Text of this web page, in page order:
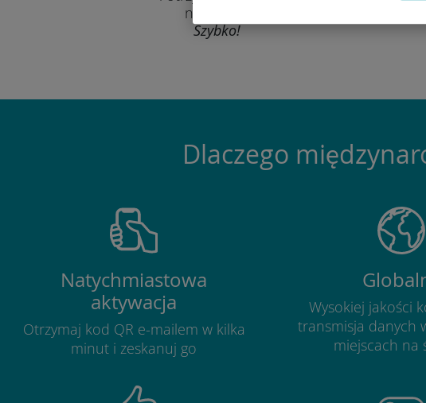
na e-mail.
Szybko!
Dlaczego
Natychmiastowa
aktywacja
Otrzymaj kod QR e-mailem w kilka
minut i zeskanuj go
Wysokiej jakości
transmisja danych
miejscach na